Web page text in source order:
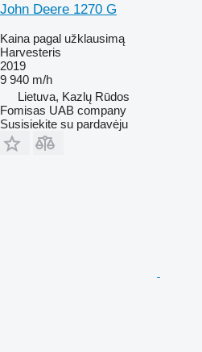
John Deere 1270 G
Kaina pagal užklausimą
Harvesteris
2019
9 940 m/h
Lietuva, Kazlų Rūdos
Fomisas UAB company
Susisiekite su pardavėju